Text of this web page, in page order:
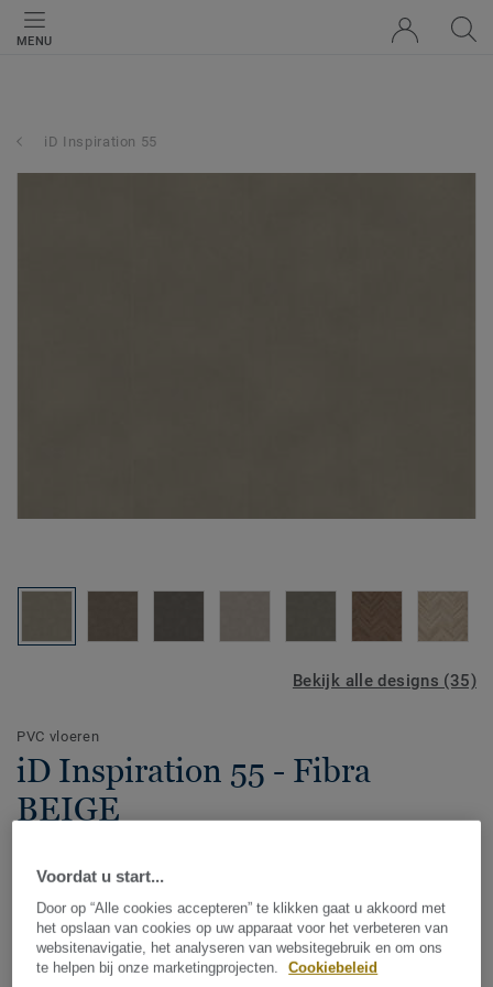
MENU
iD Inspiration 55
Bekijk alle designs (35)
PVC vloeren
iD Inspiration 55 - Fibra
BEIGE
Het materiaal is soepel en stevig in één. Hierdoor is het
bijzonder geschikt voor jouw woonkamer, maar ook voor
koudere ruimtes of ruimtes waar de temperatuur nog wel
eens flink kan schommelen. De keuken, hal of gang
Toon meer
Voordat u start...
Door op “Alle cookies accepteren” te klikken gaat u akkoord met
het opslaan van cookies op uw apparaat voor het verbeteren van
websitenavigatie, het analyseren van websitegebruik en om ons
te helpen bij onze marketingprojecten.
Cookiebeleid